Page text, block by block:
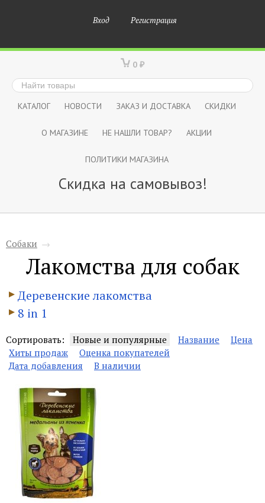
Вход Регистрация
0 ₽
КАТАЛОГ НОВОСТИ ЗАКАЗ И ДОСТАВКА СКИДКИ
О МАГАЗИНЕ НЕ НАШЛИ ТОВАР? АКЦИИ
ПОЛИТИКИ МАГАЗИНА
Скидка на самовывоз!
Собаки →
Лакомства для собак
Деревенские лакомства
8 in 1
Сортировать: Новые и популярные Название
Цена
Хиты продаж
Оценка покупателей
Дата добавления
В наличии